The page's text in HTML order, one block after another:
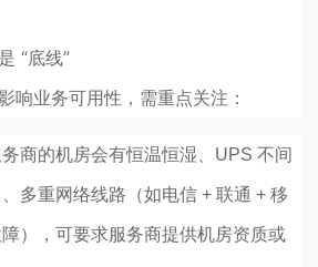
“底线”
响业务可用性，需重点关注：
商的机房会有恒温恒湿、UPS 不间
多重网络线路（如电信 + 联通 + 移
），可要求服务商提供机房资质或